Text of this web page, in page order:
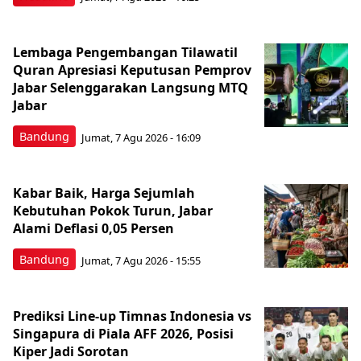
Bandung
Lembaga Pengembangan Tilawatil
Quran Apresiasi Keputusan Pemprov
Jabar Selenggarakan Langsung MTQ
Jabar
Jumat, 7 Agu 2026 - 16:09
Bandung
Kabar Baik, Harga Sejumlah
Kebutuhan Pokok Turun, Jabar
Alami Deflasi 0,05 Persen
Jumat, 7 Agu 2026 - 15:55
Prediksi Line-up Timnas Indonesia vs
Singapura di Piala AFF 2026, Posisi
Kiper Jadi Sorotan